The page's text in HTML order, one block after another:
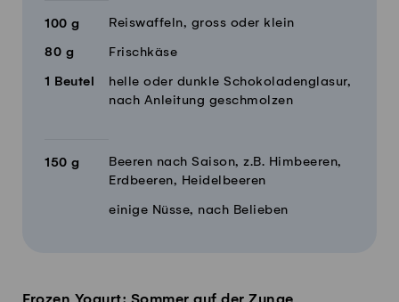
100 g Reiswaffeln, gross oder klein
80 g Frischkäse
1 Beutel
helle oder dunkle Schokoladenglasur,
nach Anleitung geschmolzen
150 g
Beeren nach Saison, z.B. Himbeeren,
Erdbeeren, Heidelbeeren
einige Nüsse, nach Belieben